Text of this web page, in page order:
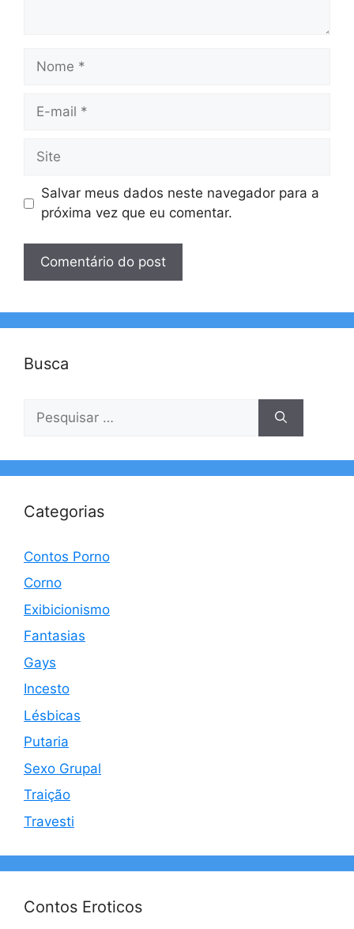
Nome
Site
Salvar meus dados neste navegador para a
próxima vez que eu comentar.
Busca
por:
Categorias
Contos Porno
Corno
Exibicionismo
Fantasias
Gays
Incesto
Lésbicas
Putaria
Sexo Grupal
Traição
Travesti
Contos Eroticos